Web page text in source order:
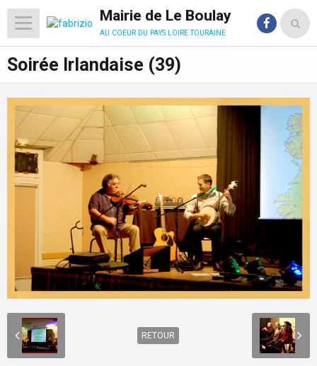
Mairie de Le Boulay
au coeur du pays loire touraine
Soirée Irlandaise (39)
RETOUR